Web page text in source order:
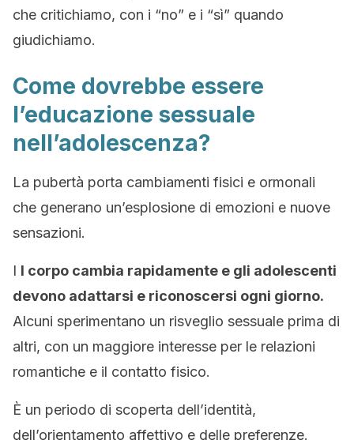
che critichiamo, con i “no” e i “sì” quando
giudichiamo.
Come dovrebbe essere
l’educazione sessuale
nell’adolescenza?
La pubertà porta cambiamenti fisici e ormonali
che generano un’esplosione di emozioni e nuove
sensazioni.
I l corpo cambia rapidamente e gli adolescenti
devono adattarsi e riconoscersi ogni giorno.
Alcuni sperimentano un risveglio sessuale prima di
altri, con un maggiore interesse per le relazioni
romantiche e il contatto fisico.
È un periodo di scoperta dell’identità,
dell’orientamento affettivo e delle preferenze.